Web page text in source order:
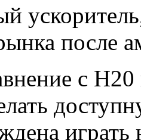
после
с H20
играть